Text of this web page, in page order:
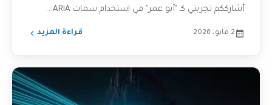
أشارككم تجربتي كـ "أبو عمر" في استخدام سمات ARIA...
2 مايو، 2026 قراءة المزيد